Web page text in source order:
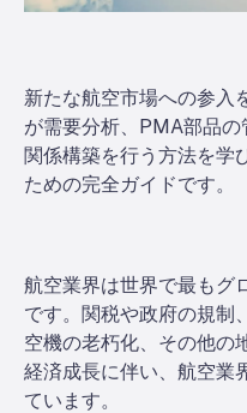
新たな航空市場への参入
が需要分析、PMA部品
関係構築を行う方法を学
ための完全ガイドです。
航空業界は世界で最もグ
です。関税や政府の規制
空機の老朽化、その他の
経済成長に伴い、航空業
ています。